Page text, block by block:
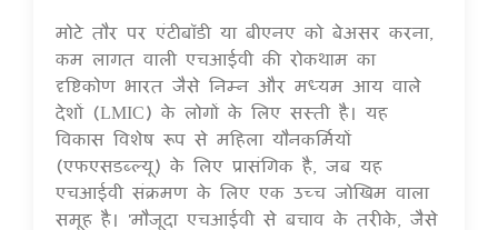
मोटे तौर पर एंटीबॉडी या बीएनए को बेअसर करना,
कम लागत वाली एचआईवी की रोकथाम का
दृष्टिकोण भारत जैसे निम्न और मध्यम आय वाले
देशों (LMIC) के लोगों के लिए सस्ती है। यह
विकास विशेष रूप से महिला यौनकर्मियों
(एफएसडब्ल्यू) के लिए प्रासंगिक है, जब यह
एचआईवी संक्रमण के लिए एक उच्च जोखिम वाला
समूह है। 'मौजूदा एचआईवी से बचाव के तरीके, जैसे